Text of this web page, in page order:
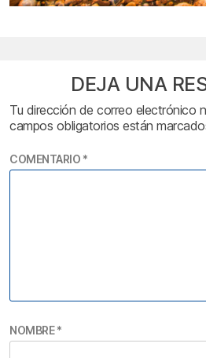
DEJA UNA
Tu dirección de correo electrónico
campos obligatorios están
COMENTARIO *
NOMBRE*